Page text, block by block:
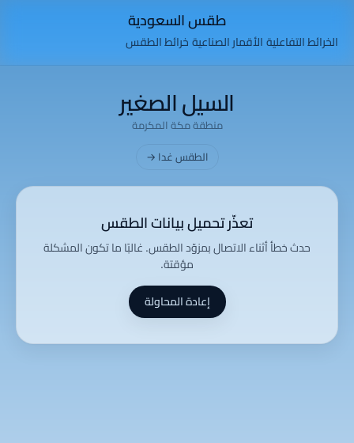
طقس السعودية
الخرائط التفاعليةالأقمار الصناعيةخرائط الطقس
السيل الصغير
منطقة مكة المكرمة
الطقس غدا →
تعذّر تحميل بيانات الطقس
حدث خطأ أثناء الاتصال بمزوّد الطقس. غالبًا ما تكون المشكلة
مؤقتة.
إعادة المحاولة